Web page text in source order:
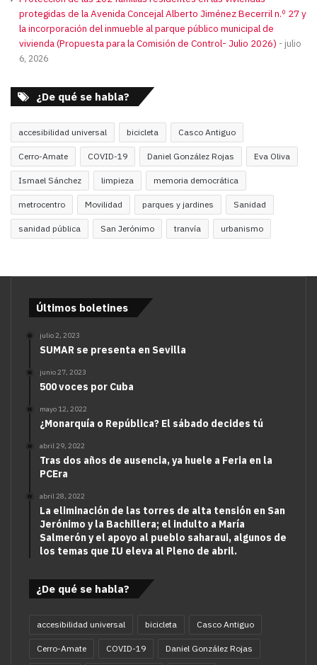
protegidas de la Avenida Concejal Alberto Jiménez Becerril n.º 27 y
la incorporación del inmueble al parque público municipal de
vivienda (Propuesta para la Comisión de Control- Julio 2026)
julio
6, 2026
¿De qué se habla?
accesibilidad universal bicicleta Casco Antiguo
Cerro-Amate COVID-19 Daniel González Rojas Eva Oliva
Ismael Sánchez limpieza memoria democrática
metrocentro Movilidad parques y jardines Sanidad
sanidad pública San Jerónimo tranvía urbanismo
Últimos boletines
julio 2, 2023
SUMAR se presenta en Sevilla
junio 27, 2023
500 voces por Cuba
mayo 12, 2022
¿Monarquía o República? El sábado decides tú
abril 29, 2022
Tras dos años de ausencia, ya huele a Feria en la
PCEra
abril 28, 2022
La eliminación de las torres de alta tensión en San
Jerónimo y la Bachillera; el indulto a María
Salmerón y el apoyo al pueblo saharaui, algunos de
los temas que IU eleva al Pleno de abril.
¿De qué se habla?
accesibilidad universal bicicleta Casco Antiguo
Cerro-Amate COVID-19 Daniel González Rojas